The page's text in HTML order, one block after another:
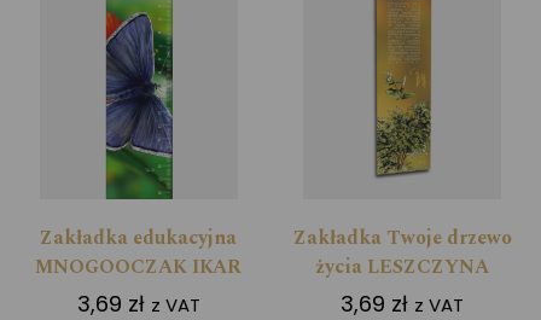
Zakładka edukacyjna
MNOGOOCZAK IKAR
3,69 zł z VAT
Zakładka Twoje drzewo
życia LESZCZYNA
3,69 zł z VAT